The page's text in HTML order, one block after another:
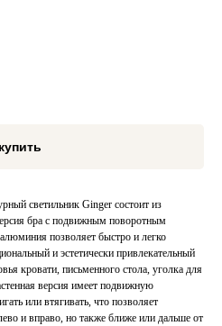
купить
светильник Ginger состоит из
бра с подвижным поворотным
позволяет быстро и легко
и эстетически привлекательный
кровати, письменного стола, уголка для
версия имеет подвижную
или втягивать, что позволяет
и вправо, но также ближе или дальше от